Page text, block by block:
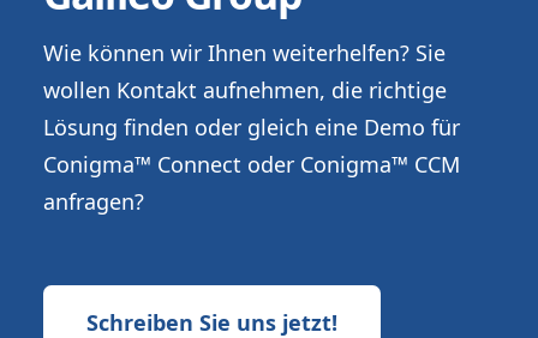
Wie können wir Ihnen weiterhelfen? Sie
wollen Kontakt aufnehmen, die richtige
Lösung finden oder gleich eine Demo für
Conigma™ Connect oder Conigma™ CCM
anfragen?
Schreiben Sie uns jetzt!